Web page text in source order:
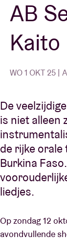
BRDCST
ABtv
Over AB
Contact
AB
Kaito
WO 1 OKT 25 |
De
is niet alleen
de rijke
Burkina
liedjes.
Op zondag 12
avondvullende